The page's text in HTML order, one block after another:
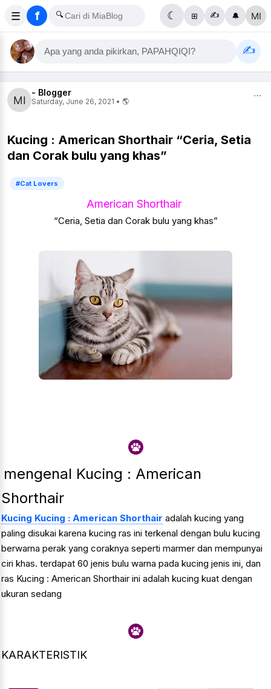
☰ f 🔍 ☾ ⊞ ✍️ 🔔
Apa yang anda pikirkan, PAPAHQIQI? ✍️
- Blogger
Saturday, June 26, 2021 • 🌎
⋯
Kucing : American Shorthair “Ceria, Setia
dan Corak bulu yang khas”
#Cat Lovers
American Shorthair
“Ceria, Setia dan Corak bulu yang khas”
mengenal Kucing : American
Shorthair
Kucing Kucing : American Shorthair adalah kucing yang
paling disukai karena kucing ras ini terkenal dengan bulu kucing
berwarna perak yang coraknya seperti marmer dan mempunyai
ciri khas. terdapat 60 jenis bulu warna pada kucing jenis ini, dan
ras Kucing : American Shorthair ini adalah kucing kuat dengan
ukuran sedang
KARAKTERISTIK